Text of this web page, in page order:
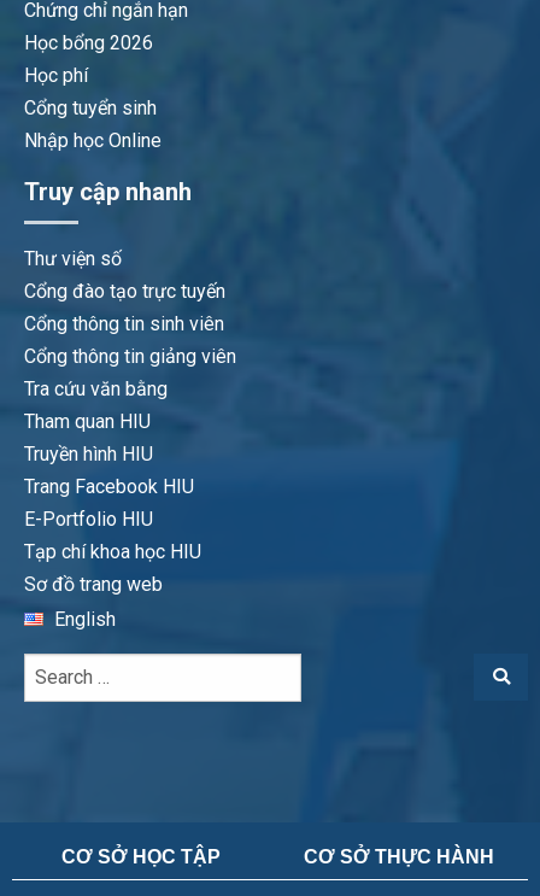
Chứng chỉ ngắn hạn
Học bổng 2026
Học phí
Cổng tuyển sinh
Nhập học Online
Truy cập nhanh
Thư viện số
Cổng đào tạo trực tuyến
Cổng thông tin sinh viên
Cổng thông tin giảng viên
Tra cứu văn bằng
Tham quan HIU
Truyền hình HIU
Trang Facebook HIU
E-Portfolio HIU
Tạp chí khoa học HIU
Sơ đồ trang web
English
CƠ SỞ HỌC TẬP CƠ SỞ THỰC HÀNH